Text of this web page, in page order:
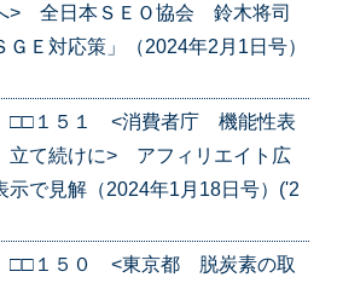
> 全日本ＳＥＯ協会 鈴木将司
Ｅ対応策」（2024年2月1日号）
】□□１５１ <消費者庁 機能性表
立て続けに> アフィリエイト広
示で見解（2024年1月18日号）('2
□□１５０ <東京都 脱炭素の取